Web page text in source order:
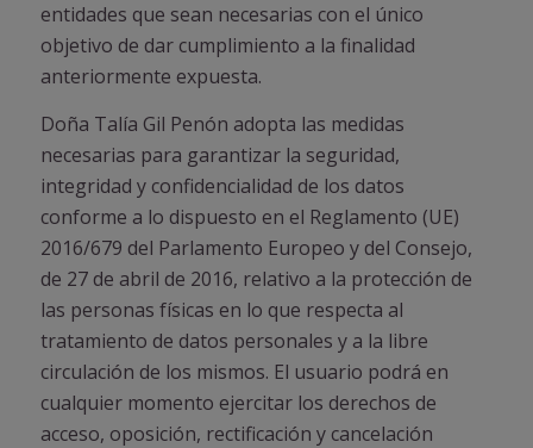
entidades que sean necesarias con el único
objetivo de dar cumplimiento a la finalidad
anteriormente expuesta.
Doña Talía Gil Penón adopta las medidas
necesarias para garantizar la seguridad,
integridad y confidencialidad de los datos
conforme a lo dispuesto en el Reglamento (UE)
2016/679 del Parlamento Europeo y del Consejo,
de 27 de abril de 2016, relativo a la protección de
las personas físicas en lo que respecta al
tratamiento de datos personales y a la libre
circulación de los mismos. El usuario podrá en
cualquier momento ejercitar los derechos de
acceso, oposición, rectificación y cancelación